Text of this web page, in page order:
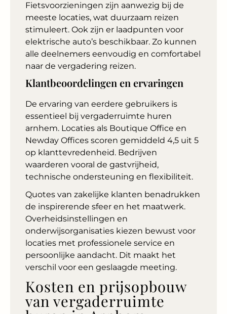
Fietsvoorzieningen zijn aanwezig bij de
meeste locaties, wat duurzaam reizen
stimuleert. Ook zijn er laadpunten voor
elektrische auto’s beschikbaar. Zo kunnen
alle deelnemers eenvoudig en comfortabel
naar de vergadering reizen.
Klantbeoordelingen en ervaringen
De ervaring van eerdere gebruikers is
essentieel bij vergaderruimte huren
arnhem. Locaties als Boutique Office en
Newday Offices scoren gemiddeld 4,5 uit 5
op klanttevredenheid. Bedrijven
waarderen vooral de gastvrijheid,
technische ondersteuning en flexibiliteit.
Quotes van zakelijke klanten benadrukken
de inspirerende sfeer en het maatwerk.
Overheidsinstellingen en
onderwijsorganisaties kiezen bewust voor
locaties met professionele service en
persoonlijke aandacht. Dit maakt het
verschil voor een geslaagde meeting.
Kosten en prijsopbouw
van vergaderruimte